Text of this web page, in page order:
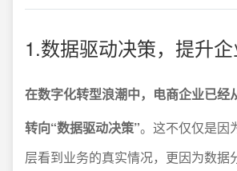
1.数据驱动决策，提升
在数字化转型浪潮中，电商企业已经
转向“数据驱动决策”。这不仅仅是因
层看到业务的真实情况，更因为数据